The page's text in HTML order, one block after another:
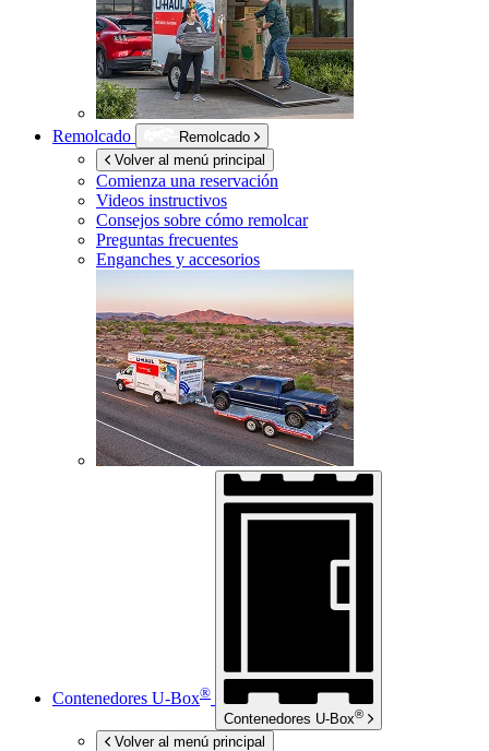
Remolcado
Remolcado
Volver al menú principal
Comienza una reservación
Videos instructivos
Consejos sobre cómo remolcar
Preguntas frecuentes
Enganches y accesorios
Contenedores U-Box®
Contenedores U-Box®
Volver al menú principal